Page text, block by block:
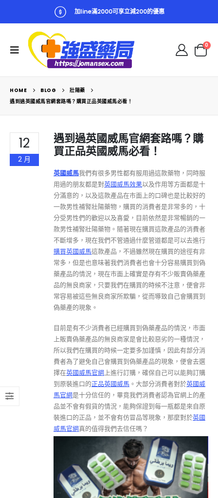
加line滿2000可享立減200的優惠
0
HOME BLOG
壯陽藥
遇到過英國威馬官網套路嗎？購買正品英國威馬必看！
12
2 月
遇到過英國威馬官網套路嗎？購
買正品英國威馬必看！
英國威馬我們有很多男性都有服用過這款藥物，同時服
用過的朋友都是對英國威馬效果以及作用等方面都是十
分滿意的，以及這款產品在市面上的口碑也是比較好的
一款男性補腎壯陽藥物，購買的消費者是非常多的，十
分受男性們的歡迎以及喜愛，目前依然是非常暢銷的一
款男性補腎壯陽藥物。隨著現在購買這款產品的消費者
不斷增多，現在我們不管通過什麼管道都是可以去進行
購買英國威馬這款產品，不過雖然現在購買的途徑有非
常多，但是也意味著我們消費者也會十分容易購買到偽
藥產品的情況，現在市面上確實是存有不少販賣偽藥產
品的無良商家，只要我們在購買的時候不注意，便會非
常容易被這些無良商家所欺騙，從而導致自己會購買到
偽藥產的現象。
目前是有不少消費者已經購買到偽藥產品的情況，市面
上販賣偽藥產品的無良商家是會比較惡劣的一種情況，
所以我們在購買的時候一定要多加謹慎，因此有部分消
費者為了避免自己會購買到偽藥產品的現象，便會去選
擇在英國威馬官網 上進行訂購，確保自己可以能夠訂購
到原裝進口的正品英國威馬 。大部分消費者對於英國威
馬官網是十分信任的，畢竟我們消費者認為官網上的產
品並不會有假貨的情況，能夠保證到每一瓶都是來自原
裝進口的正品，並不會有仿冒品等現象，那麼對於英國
威馬官網真的值得我們去信任嗎？